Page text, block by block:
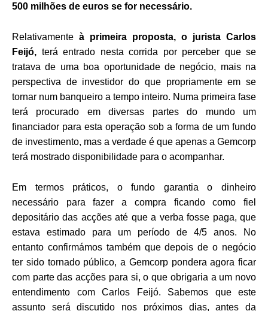
500 milhões de euros se for necessário.
Relativamente à primeira proposta, o jurista Carlos
Feijó, terá entrado nesta corrida por perceber que se
tratava de uma boa oportunidade de negócio, mais na
perspectiva de investidor do que propriamente em se
tornar num banqueiro a tempo inteiro. Numa primeira fase
terá procurado em diversas partes do mundo um
financiador para esta operação sob a forma de um fundo
de investimento, mas a verdade é que apenas a Gemcorp
terá mostrado disponibilidade para o acompanhar.
Em termos práticos, o fundo garantia o dinheiro
necessário para fazer a compra ficando como fiel
depositário das acções até que a verba fosse paga, que
estava estimado para um período de 4/5 anos. No
entanto confirmámos também que depois de o negócio
ter sido tornado público, a Gemcorp pondera agora ficar
com parte das acções para si, o que obrigaria a um novo
entendimento com Carlos Feijó. Sabemos que este
assunto será discutido nos próximos dias, antes da